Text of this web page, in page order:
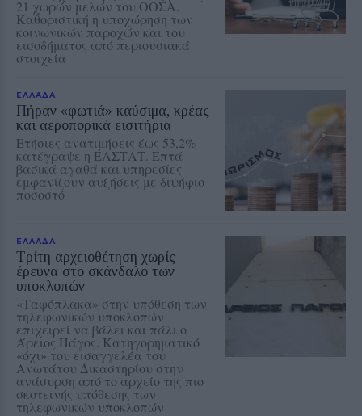
21 χωρών μελών του ΟΟΣΑ.
Καθοριστική η υποχώρηση των
κοινωνικών παροχών και του
εισοδήματος από περιουσιακά
στοιχεία
ΕΛΛΑΔΑ
Πήραν «φωτιά» καύσιμα, κρέας
και αεροπορικά εισιτήρια
Ετήσιες ανατιμήσεις έως 53,2%
κατέγραψε η ΕΛΣΤΑΤ. Επτά
βασικά αγαθά και υπηρεσίες
εμφανίζουν αυξήσεις με διψήφιο
ποσοστό
ΕΛΛΑΔΑ
Τρίτη αρχειοθέτηση χωρίς
έρευνα στο σκάνδαλο των
υποκλοπών
«Ταφόπλακα» στην υπόθεση των
τηλεφωνικών υποκλοπών
επιχειρεί να βάλει και πάλι ο
Άρειος Πάγος. Κατηγορηματικό
«όχι» του εισαγγελέα του
Ανωτάτου Δικαστηρίου στην
ανάσυρση από το αρχείο της πιο
σκοτεινής υπόθεσης των
τηλεφωνικών υποκλοπών